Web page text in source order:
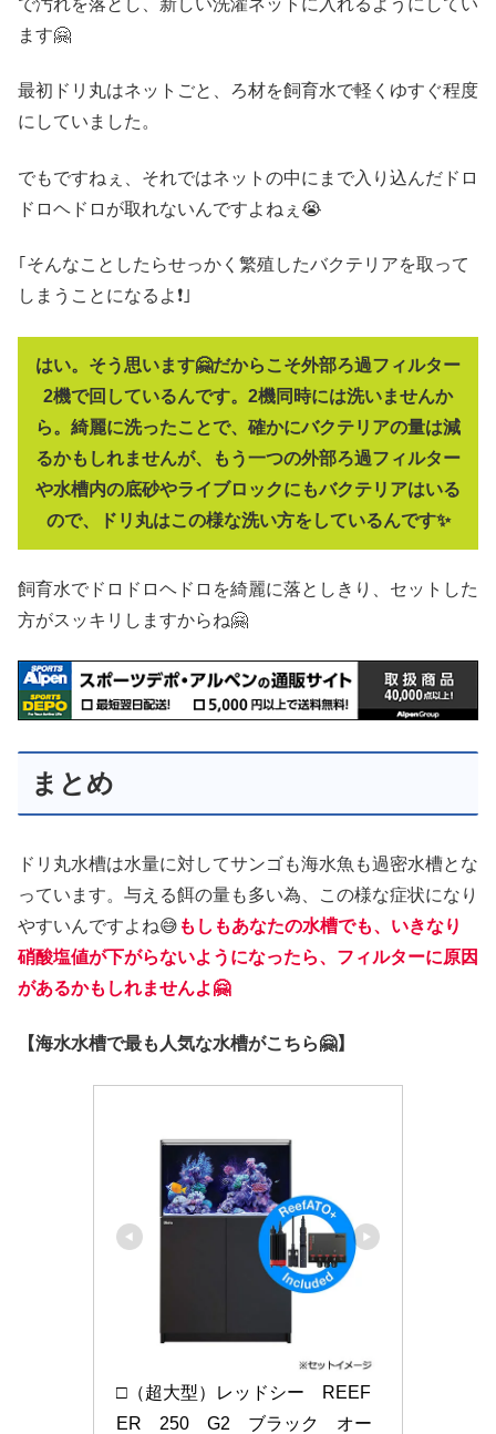
で汚れを落とし、新しい洗濯ネットに入れるようにしてい
ます🤗
最初ドリ丸はネットごと、ろ材を飼育水で軽くゆすぐ程度
にしていました。
でもですねぇ、それではネットの中にまで入り込んだドロ
ドロヘドロが取れないんですよねぇ😭
｢そんなことしたらせっかく繁殖したバクテリアを取って
しまうことになるよ❗｣
はい。そう思います🤗だからこそ外部ろ過フィルター
2機で回しているんです。2機同時には洗いませんか
ら。綺麗に洗ったことで、確かにバクテリアの量は減
るかもしれませんが、もう一つの外部ろ過フィルター
や水槽内の底砂やライブロックにもバクテリアはいる
ので、ドリ丸はこの様な洗い方をしているんです✨
飼育水でドロドロヘドロを綺麗に落としきり、セットした
方がスッキリしますからね🤗
まとめ
ドリ丸水槽は水量に対してサンゴも海水魚も過密水槽とな
っています。与える餌の量も多い為、この様な症状になり
やすいんですよね😅 もしもあなたの水槽でも、いきなり
硝酸塩値が下がらないようになったら、フィルターに原因
があるかもしれませんよ🤗
【海水水槽で最も人気な水槽がこちら🤗】
□（超大型）レッドシー　REEF
ER　250　G2　ブラック　オー